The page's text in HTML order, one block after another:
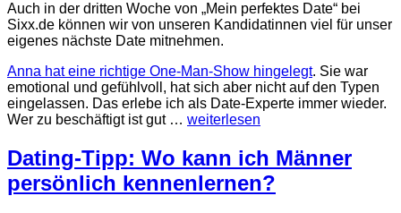
Auch in der dritten Woche von „Mein perfektes Date“ bei
Sixx.de können wir von unseren Kandidatinnen viel für unser
eigenes nächste Date mitnehmen.
Anna hat eine richtige One-Man-Show hingelegt. Sie war
emotional und gefühlvoll, hat sich aber nicht auf den Typen
eingelassen. Das erlebe ich als Date-Experte immer wieder.
Wer zu beschäftigt ist gut … weiterlesen
Dating-Tipp: Wo kann ich Männer
persönlich kennenlernen?